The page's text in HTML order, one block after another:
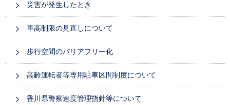
災害が発生したとき
車高制限の見直しについて
歩行空間のバリアフリー化
高齢運転者等専用駐車区間制度について
香川県警察速度管理指針等について